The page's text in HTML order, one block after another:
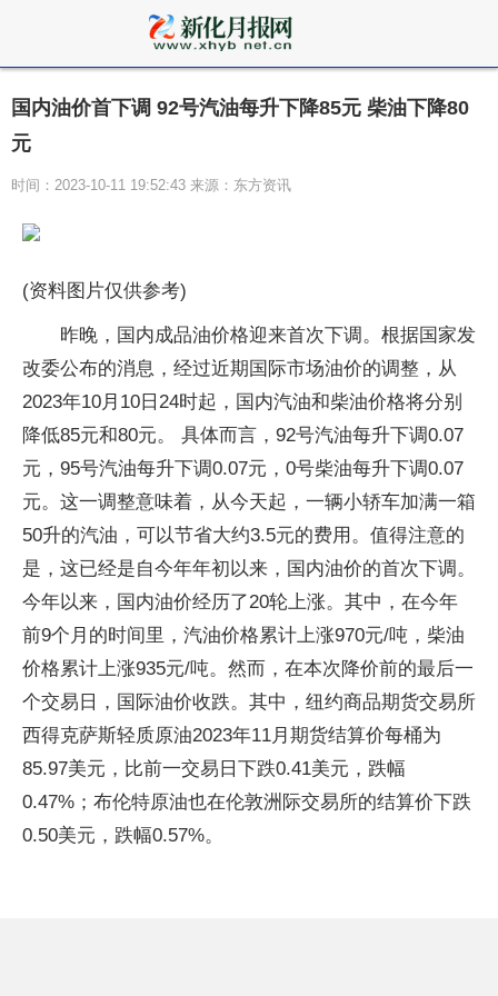
国内油价首下调 92号汽油每升下降85元 柴油下降80
元
时间：2023-10-11 19:52:43 来源：东方资讯
(资料图片仅供参考)
昨晚，国内成品油价格迎来首次下调。根据国家发
改委公布的消息，经过近期国际市场油价的调整，从
2023年10月10日24时起，国内汽油和柴油价格将分别
降低85元和80元。 具体而言，92号汽油每升下调0.07
元，95号汽油每升下调0.07元，0号柴油每升下调0.07
元。这一调整意味着，从今天起，一辆小轿车加满一箱
50升的汽油，可以节省大约3.5元的费用。值得注意的
是，这已经是自今年年初以来，国内油价的首次下调。
今年以来，国内油价经历了20轮上涨。其中，在今年
前9个月的时间里，汽油价格累计上涨970元/吨，柴油
价格累计上涨935元/吨。然而，在本次降价前的最后一
个交易日，国际油价收跌。其中，纽约商品期货交易所
西得克萨斯轻质原油2023年11月期货结算价每桶为
85.97美元，比前一交易日下跌0.41美元，跌幅
0.47%；布伦特原油也在伦敦洲际交易所的结算价下跌
0.50美元，跌幅0.57%。